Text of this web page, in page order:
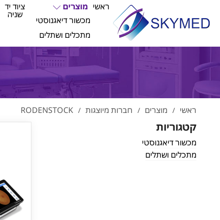
ראשי מוצרים
מכשור דיאגנוסטי
מתכלים ושתלים
ציוד יד
שניה
ראשי / מוצרים / חברות מיוצגות /
RODENSTOCK
קטגוריות
מכשור דיאגנוסטי
מתכלים ושתלים